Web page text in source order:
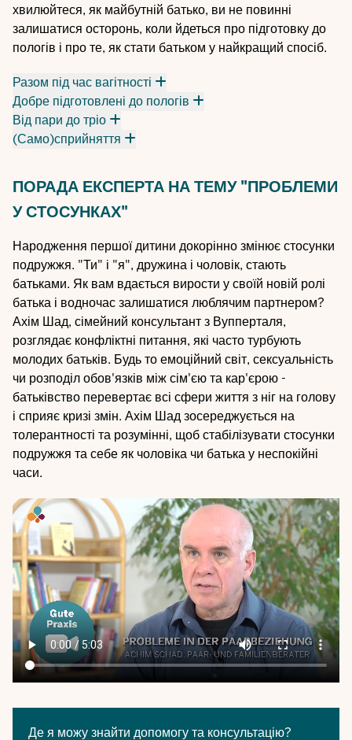
хвилюйтеся, як майбутній батько, ви не повинні
залишатися осторонь, коли йдеться про підготовку до
пологів і про те, як стати батьком у найкращий спосіб.
Разом під час вагітності
Добре підготовлені до пологів
Від пари до тріо
(Само)сприйняття
ПОРАДА ЕКСПЕРТА НА ТЕМУ "ПРОБЛЕМИ
У СТОСУНКАХ"
Народження першої дитини докорінно змінює стосунки
подружжя. "Ти" і "я", дружина і чоловік, стають
батьками. Як вам вдається вирости у своїй новій ролі
батька і водночас залишатися люблячим партнером?
Ахім Шад, сімейний консультант з Вупперталя,
розглядає конфліктні питання, які часто турбують
молодих батьків. Будь то емоційний світ, сексуальність
чи розподіл обов'язків між сім'єю та кар'єрою -
батьківство перевертає всі сфери життя з ніг на голову
і сприяє кризі змін. Ахім Шад зосереджується на
толерантності та розумінні, щоб стабілізувати стосунки
подружжя та себе як чоловіка чи батька у неспокійні
часи.
Video
file
Де я можу знайти допомогу та консультацію?